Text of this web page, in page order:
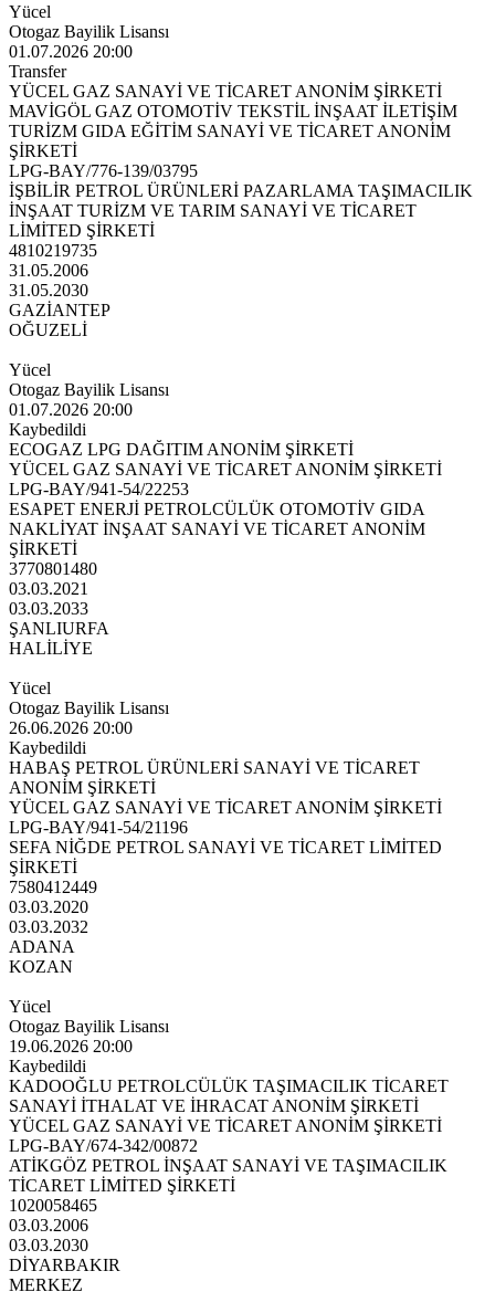
Yücel
Otogaz Bayilik Lisansı
01.07.2026 20:00
Transfer
YÜCEL GAZ SANAYİ VE TİCARET ANONİM ŞİRKETİ
MAVİGÖL GAZ OTOMOTİV TEKSTİL İNŞAAT İLETİŞİM
TURİZM GIDA EĞİTİM SANAYİ VE TİCARET ANONİM
ŞİRKETİ
LPG-BAY/776-139/03795
İŞBİLİR PETROL ÜRÜNLERİ PAZARLAMA TAŞIMACILIK
İNŞAAT TURİZM VE TARIM SANAYİ VE TİCARET
LİMİTED ŞİRKETİ
4810219735
31.05.2006
31.05.2030
GAZİANTEP
OĞUZELİ
Yücel
Otogaz Bayilik Lisansı
01.07.2026 20:00
Kaybedildi
ECOGAZ LPG DAĞITIM ANONİM ŞİRKETİ
YÜCEL GAZ SANAYİ VE TİCARET ANONİM ŞİRKETİ
LPG-BAY/941-54/22253
ESAPET ENERJİ PETROLCÜLÜK OTOMOTİV GIDA
NAKLİYAT İNŞAAT SANAYİ VE TİCARET ANONİM
ŞİRKETİ
3770801480
03.03.2021
03.03.2033
ŞANLIURFA
HALİLİYE
Yücel
Otogaz Bayilik Lisansı
26.06.2026 20:00
Kaybedildi
HABAŞ PETROL ÜRÜNLERİ SANAYİ VE TİCARET
ANONİM ŞİRKETİ
YÜCEL GAZ SANAYİ VE TİCARET ANONİM ŞİRKETİ
LPG-BAY/941-54/21196
SEFA NİĞDE PETROL SANAYİ VE TİCARET LİMİTED
ŞİRKETİ
7580412449
03.03.2020
03.03.2032
ADANA
KOZAN
Yücel
Otogaz Bayilik Lisansı
19.06.2026 20:00
Kaybedildi
KADOOĞLU PETROLCÜLÜK TAŞIMACILIK TİCARET
SANAYİ İTHALAT VE İHRACAT ANONİM ŞİRKETİ
YÜCEL GAZ SANAYİ VE TİCARET ANONİM ŞİRKETİ
LPG-BAY/674-342/00872
ATİKGÖZ PETROL İNŞAAT SANAYİ VE TAŞIMACILIK
TİCARET LİMİTED ŞİRKETİ
1020058465
03.03.2006
03.03.2030
DİYARBAKIR
MERKEZ